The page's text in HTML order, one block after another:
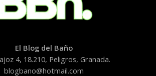
El Blog del Baño
4, 18.210, Peligros, Granada.
blogbano@hotmail.com